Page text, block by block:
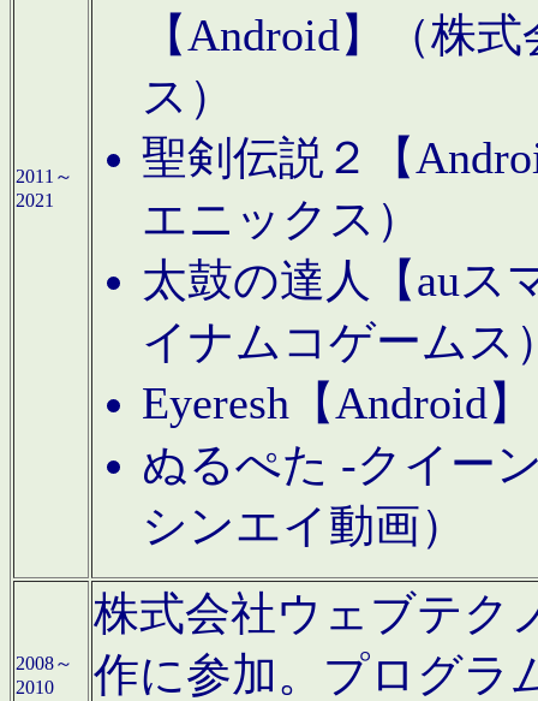
2011～
2021
【Android】（株
ス）
聖剣伝説２【
エニックス）
太鼓の達人【auス
イナムコゲームス
Eyeresh【Android
ぬるぺた -クイー
シンエイ動画）
2008～
2010
株式会社ウェブテク
作に参加。プログラ